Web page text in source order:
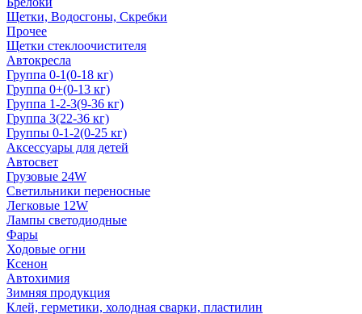
Щетки, Водосгоны, Скребки
Прочее
Щетки стеклоочистителя
Автокресла
Группа 0-1(0-18 кг)
Группа 0+(0-13 кг)
Группа 1-2-3(9-36 кг)
Группа 3(22-36 кг)
Группы 0-1-2(0-25 кг)
Аксессуары для детей
Автосвет
Грузовые 24W
Светильники переносные
Легковые 12W
Лампы светодиодные
Фары
Ходовые огни
Ксенон
Автохимия
Зимняя продукция
Клей, герметики, холодная сварки, пластилин